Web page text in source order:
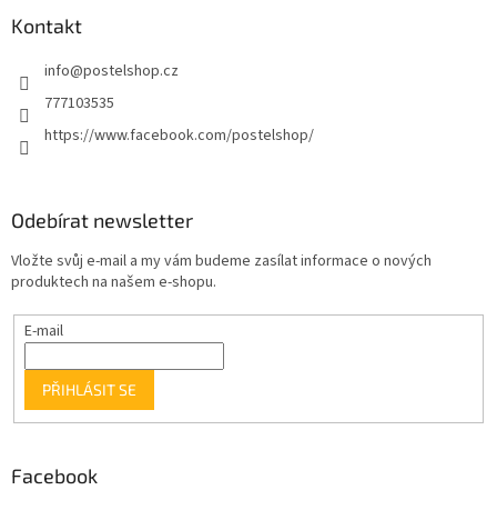
Kontakt
info@postelshop.cz
777103535
https://www.facebook.com/postelshop/
Odebírat newsletter
Vložte svůj e-mail a my vám budeme zasílat informace o nových
produktech na našem e-shopu.
E-mail
PŘIHLÁSIT SE
Facebook